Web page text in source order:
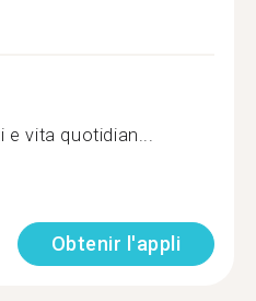
e vita quotidian...
Obtenir l'appli